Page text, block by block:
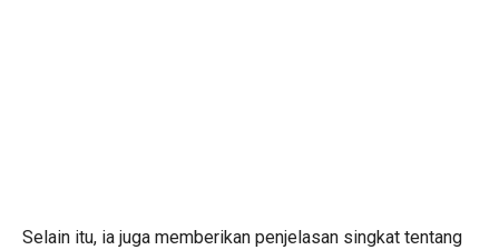
Selain itu, ia juga memberikan penjelasan singkat tentang